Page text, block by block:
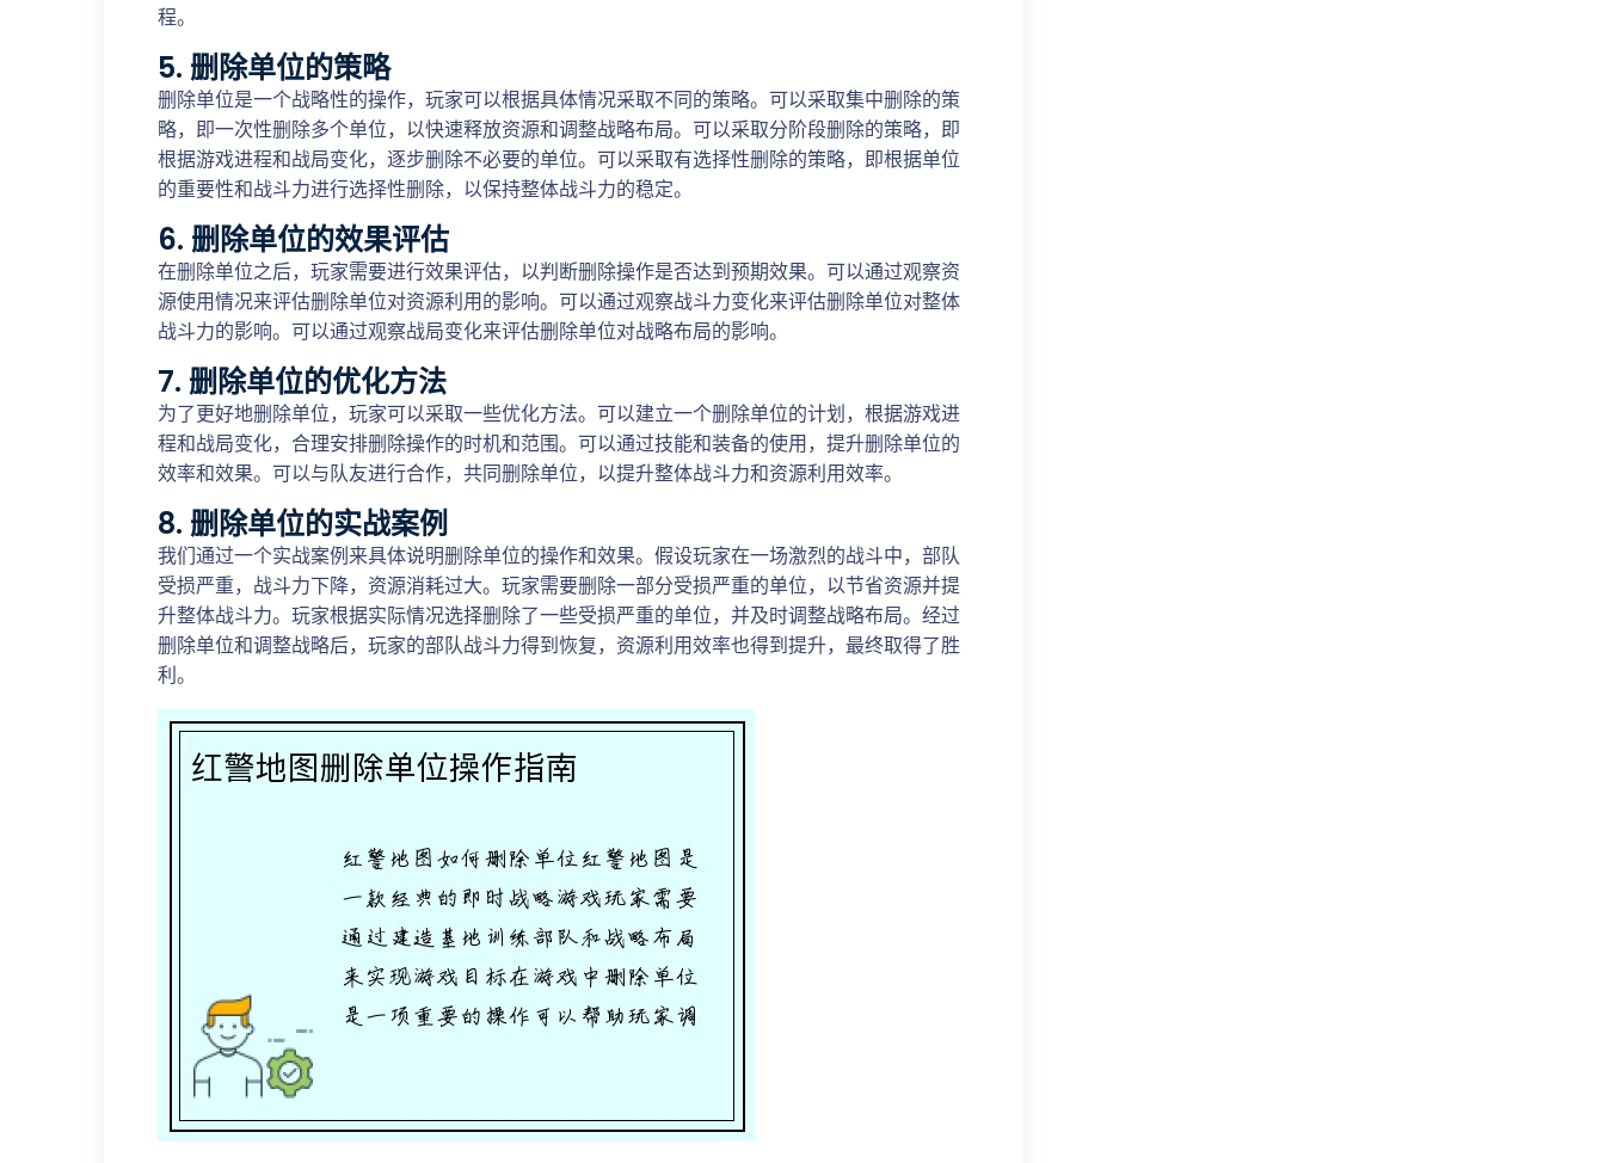
程。
5. 删除单位的策略
删除单位是一个战略性的操作，玩家可以根据具体情况采取不同的策略。可以采取集中删除的策
略，即一次性删除多个单位，以快速释放资源和调整战略布局。可以采取分阶段删除的策略，即
根据游戏进程和战局变化，逐步删除不必要的单位。可以采取有选择性删除的策略，即根据单位
的重要性和战斗力进行选择性删除，以保持整体战斗力的稳定。
6. 删除单位的效果评估
在删除单位之后，玩家需要进行效果评估，以判断删除操作是否达到预期效果。可以通过观察资
源使用情况来评估删除单位对资源利用的影响。可以通过观察战斗力变化来评估删除单位对整体
战斗力的影响。可以通过观察战局变化来评估删除单位对战略布局的影响。
7. 删除单位的优化方法
为了更好地删除单位，玩家可以采取一些优化方法。可以建立一个删除单位的计划，根据游戏进
程和战局变化，合理安排删除操作的时机和范围。可以通过技能和装备的使用，提升删除单位的
效率和效果。可以与队友进行合作，共同删除单位，以提升整体战斗力和资源利用效率。
8. 删除单位的实战案例
我们通过一个实战案例来具体说明删除单位的操作和效果。假设玩家在一场激烈的战斗中，部队
受损严重，战斗力下降，资源消耗过大。玩家需要删除一部分受损严重的单位，以节省资源并提
升整体战斗力。玩家根据实际情况选择删除了一些受损严重的单位，并及时调整战略布局。经过
删除单位和调整战略后，玩家的部队战斗力得到恢复，资源利用效率也得到提升，最终取得了胜
利。